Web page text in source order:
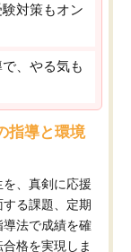
対策もオン
、やる気も
指導と環境
、真剣に応援
る課題、定期
法で成績を確
格を実現しま